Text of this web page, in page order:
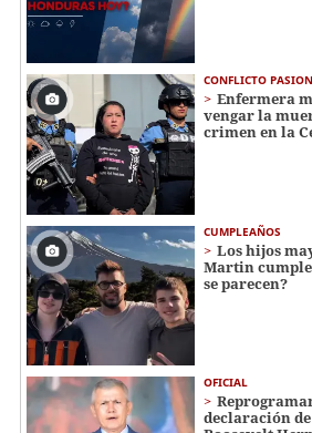
CONFLICTO
Enfermera
vengar la
crimen en la
CUMPLEAÑOS
Los hijos
Martin
se parecen?
OFICIAL
declaración